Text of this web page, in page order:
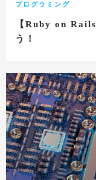
プログラミング
【Ruby on
う！